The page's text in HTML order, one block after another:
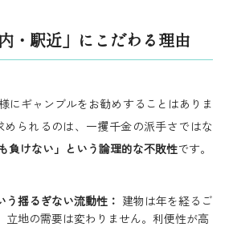
・駅近」にこだわる理由
にギャンブルをお勧めすることはありま
られるのは、一攫千金の派手さではな
負けない」という論理的な不敗性です。
う揺るぎない流動性： 建物は年を経るご
立地の需要は変わりません。利便性が高